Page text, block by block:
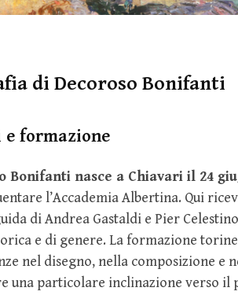
di Decoroso Bonifanti
formazione
Bonifanti nasce a Chiavari il 24
l’Accademia Albertina. Qui
di Andrea Gastaldi e Pier
e di genere. La formazione
nel disegno, nella composizione e
una particolare inclinazione verso il